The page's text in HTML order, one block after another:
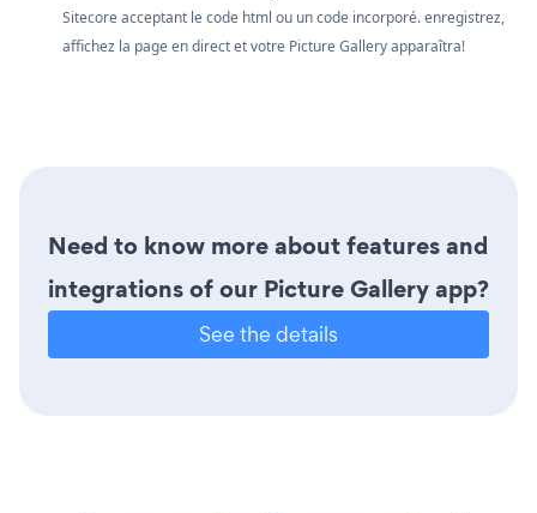
Sitecore acceptant le code html ou un code incorporé. enregistrez,
affichez la page en direct et votre Picture Gallery apparaîtra!
Need to know more about features and
integrations of our Picture Gallery app?
See the details